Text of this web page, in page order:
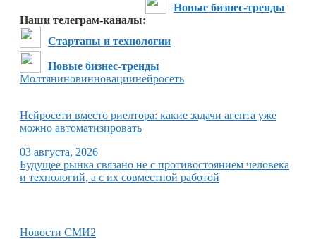
Новые бизнес-тренды
Наши телеграм-каналы:
Стартапы и технологии
Новые бизнес-тренды
Молтяниновинновациинейросеть
Нейросети вместо риелтора: какие задачи агента уже
можно автоматизировать
03 августа, 2026
Будущее рынка связано не с противостоянием человека
и технологий, а с их совместной работой
Новости СМИ2